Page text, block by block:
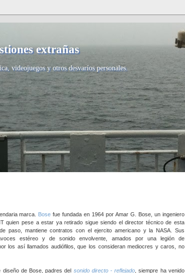
extrañas
videojuegos y otros desvaríos personales.
marca. Bose fue fundada en 1964 por Amar G. Bose, un ingeniero
quien pese a estar ya retirado sigue siendo el director técnico de esta
paso, mantiene contratos con el ejercito americano y la NASA. Sus
estéreo y de sonido envolvente, amados por una legión de
los así llamados audiófilos, que los consideran mediocres y caros, no
diseño de Bose, padres del sonido directo - reflejado , siempre ha venido